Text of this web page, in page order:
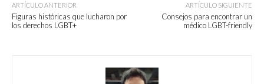
ARTÍCULO ANTERIOR
Figuras históricas que lucharon por
los derechos LGBT+
ARTÍCULO SIGUIENTE
Consejos para encontrar un
médico LGBT-friendly